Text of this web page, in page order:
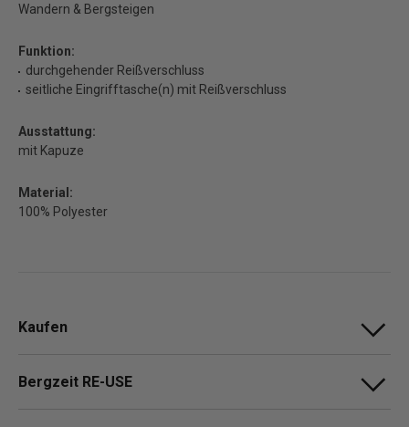
Wandern & Bergsteigen
Funktion:
durchgehender Reißverschluss
seitliche Eingrifftasche(n) mit Reißverschluss
Ausstattung:
mit Kapuze
Material:
100% Polyester
Kaufen
Bergzeit RE-USE